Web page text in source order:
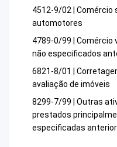
4512-9/02 | Comércio
automotores
4789-0/99 |
não especificados
6821-8/01 |
avaliação de imóveis
8299-7/99 | Outras
prestados
especificadas